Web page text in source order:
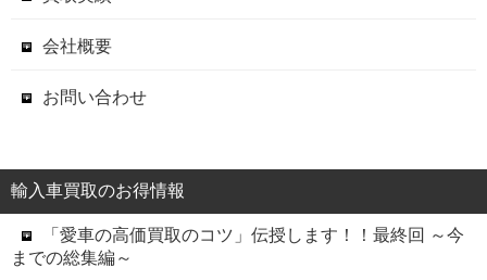
会社概要
お問い合わせ
輸入車買取のお得情報
「愛車の高価買取のコツ」伝授します！！最終回 ～今
までの総集編～